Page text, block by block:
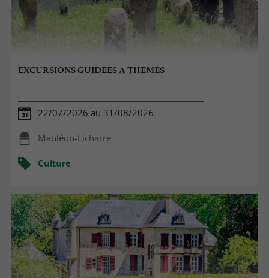
EXCURSIONS GUIDEES A THEMES
22/07/2026 au 31/08/2026
Mauléon-Licharre
Culture